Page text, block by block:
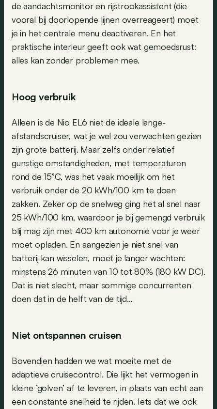
de aandachtsmonitor en rijstrookassistent (die
vooral bij doorlopende lijnen overreageert) moet
je in het centrale menu deactiveren. En het
praktische interieur geeft ook wat gemoedsrust:
alles kan zonder problemen mee.
Hoog verbruik
Alleen is de Nio EL6 niet de ideale lange-
afstandscruiser, wat je wel zou verwachten gezien
zijn grote batterij. Maar zelfs onder relatief
gunstige omstandigheden, met temperaturen
rond de 15°C, was het vaak moeilijk om het
verbruik onder de 20 kWh/100 km te doen
zakken. Zeker op de snelweg ging het al snel naar
25 kWh/100 km, waardoor je bij gemengd verbruik
blij mag zijn met 400 km autonomie voor je weer
moet opladen. En aangezien je niet snel van
batterij kan wisselen, moet je langer wachten:
minstens 26 minuten van 10 tot 80% (180 kW DC).
Dat is niet slecht, maar sommige concurrenten
doen dat in de helft van de tijd…
Niet ontspannen cruisen
Bovendien hadden we wat moeite met de
adaptieve cruisecontrol. Die lijkt het vermogen in
kleine ‘golven’ af te leveren, in plaats van echt aan
een constante snelheid te rijden. Iets dat we ook